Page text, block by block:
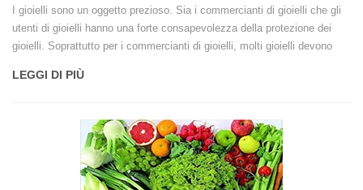
I gioielli sono un oggetto prezioso. Sia i commercianti di gioielli che gli
utenti di gioielli hanno una forte consapevolezza della protezione dei
gioielli. Soprattutto per i commercianti di gioielli, molti gioielli devono
sicura. Il sistema di gestione dei gioielli realizza meglio la gestione della
LEGGI DI PIÙ